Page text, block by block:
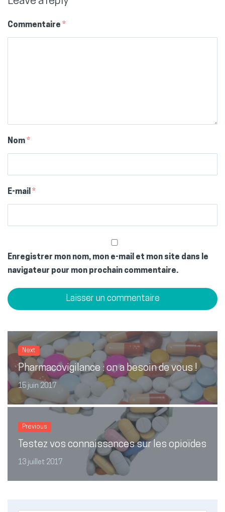
Commentaire *
Nom *
E-mail *
Enregistrer mon nom, mon e-mail et mon site dans le
navigateur pour mon prochain commentaire.
Next
Pharmacovigilance : on a besoin de vous !
15 juin 2017
Previous
Testez vos connaissances sur les opioïdes
13 juillet 2017